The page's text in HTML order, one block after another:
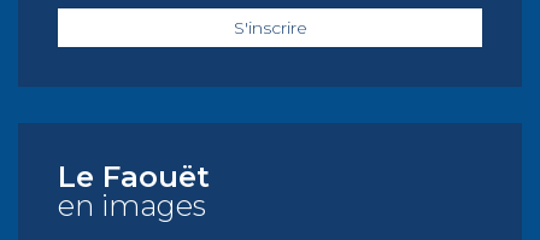
S'inscrire
Le Faouët
en images